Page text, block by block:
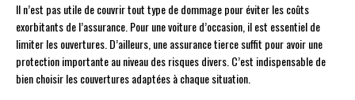
Il n’est pas utile de couvrir tout type de dommage pour éviter les coûts
exorbitants de l’assurance. Pour une voiture d’occasion, il est essentiel de
limiter les ouvertures. D’ailleurs, une assurance tierce suffit pour avoir une
protection importante au niveau des risques divers. C’est indispensable de
bien choisir les couvertures adaptées à chaque situation.